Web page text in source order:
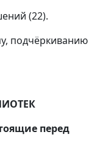
(22).
подчёркиванию
перед